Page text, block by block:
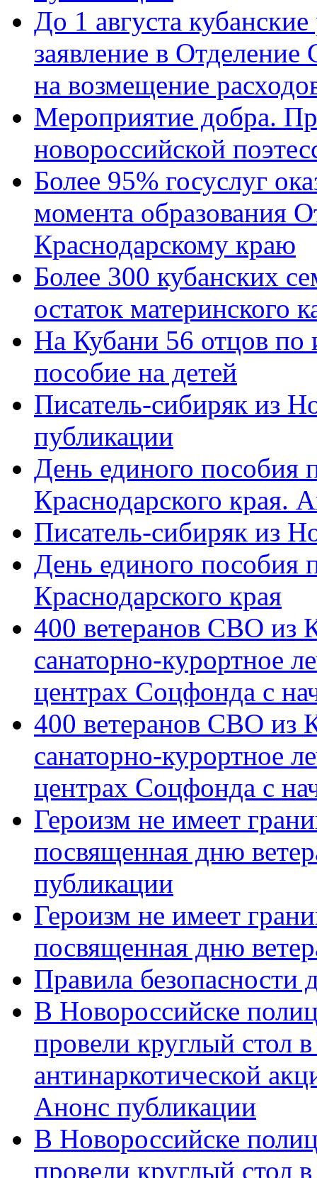
До 1 августа
заявление в
на возмещение
Мероприятие добра.
новороссийской
Более 95% госуслуг
момента образования
Краснодарскому краю
Более 300 кубанских
остаток материнского
На Кубани 56 отцов по
пособие на детей
Писатель-сибиряк из
публикации
День единого пособия
Краснодарского края.
Писатель-сибиряк из
День единого пособия
Краснодарского края
400 ветеранов СВО из
санаторно-курортное
центрах Соцфонда с
400 ветеранов СВО из
санаторно-курортное
центрах Соцфонда с
Героизм не имеет
посвященная дню
публикации
Героизм не имеет
посвященная дню
Правила безопасности
В Новороссийске
провели круглый стол
антинаркотической
Анонс публикации
В Новороссийске
провели круглый стол